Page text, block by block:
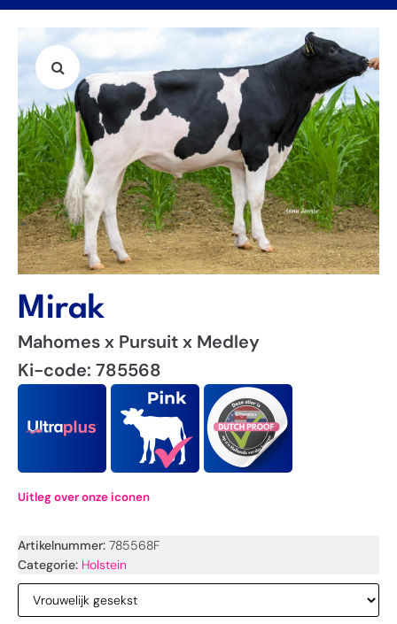
Mirak
Mahomes x Pursuit x Medley
Ki-code: 785568
Uitleg over onze iconen
Artikelnummer: 785568F
Categorie: Holstein